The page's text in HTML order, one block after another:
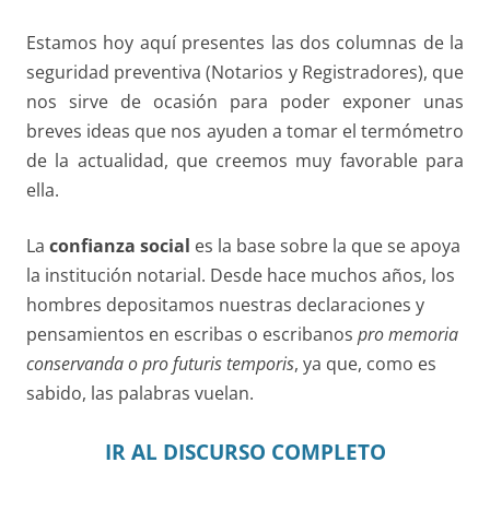
Estamos hoy aquí presentes las dos columnas de la
seguridad preventiva (Notarios y Registradores), que
nos sirve de ocasión para poder exponer unas
breves ideas que nos ayuden a tomar el termómetro
de la actualidad, que creemos muy favorable para
ella.
La confianza social es la base sobre la que se apoya
la institución notarial. Desde hace muchos años, los
hombres depositamos nuestras declaraciones y
pensamientos en escribas o escribanos pro memoria
conservanda o pro futuris temporis, ya que, como es
sabido, las palabras vuelan.
IR AL DISCURSO COMPLETO